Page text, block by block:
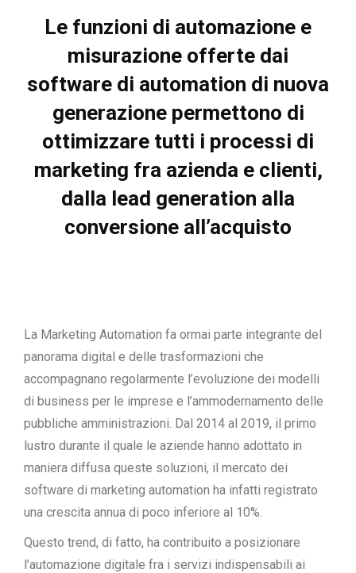
Le funzioni di automazione e
misurazione offerte dai
software di automation di nuova
generazione permettono di
ottimizzare tutti i processi di
marketing fra azienda e clienti,
dalla lead generation alla
conversione all’acquisto
La Marketing Automation fa ormai parte integrante del
panorama digital e delle trasformazioni che
accompagnano regolarmente l’evoluzione dei modelli
di business per le imprese e l’ammodernamento delle
pubbliche amministrazioni. Dal 2014 al 2019, il primo
lustro durante il quale le aziende hanno adottato in
maniera diffusa queste soluzioni, il mercato dei
software di marketing automation ha infatti registrato
una crescita annua di poco inferiore al 10%.
Questo trend, di fatto, ha contribuito a posizionare
l’automazione digitale fra i servizi indispensabili ai